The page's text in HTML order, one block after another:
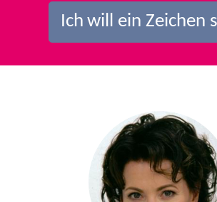
Ich will ein Zeichen